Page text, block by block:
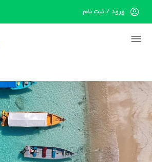
در حال حاضر ارتباط با سرور
ورود / ثبت نام